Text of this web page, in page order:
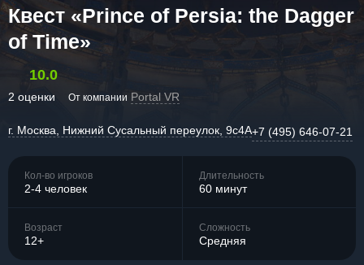
Квест «Prince of Persia: the Dagger
of Time»
10.0
2 оценки От компании Portal VR
г. Москва, Нижний Сусальный переулок, 9с4А+7 (495) 646-07-21
Кол-во игроков
2-4 человек
Длительность
60 минут
Возраст
12+
Сложность
Средняя